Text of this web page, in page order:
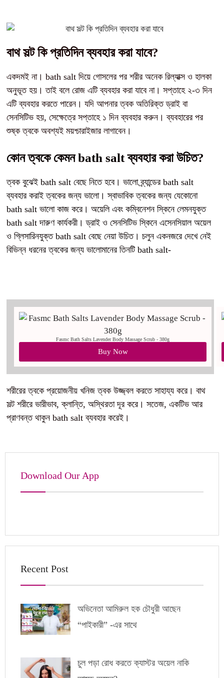
বাথ সল্ট কি প্রতিদিন ব্যবহার করা যাবে?
একদমই না। bath salt দিয়ে গোসলের পর শরীর অনেক রিল্যাক্স ও হালকা
অনুভূত হয়। তাই বলে রোজ এটি ব্যবহার করা যাবে না। সপ্তাহে ২-৩ দিন
এটি ব্যবহার করতে পারেন। যদি আপনার ত্বক অতিরিক্ত ড্রাই বা
সেনসিটিভ হয়, সেক্ষেত্রে সপ্তাহে ১ দিন ব্যবহার করুন। ব্যবহারের পর
শুষ্ক ত্বকে অবশ্যই ময়শ্চারাইজার লাগাবেন।
কোন ত্বকে কেমন bath salt ব্যবহার করা উচিত?
ত্বক বুঝেই bath salt বেছে নিতে হবে। ভালো ব্র্যান্ডের bath salt
ব্যবহার করাই ত্বকের জন্য ভালো। স্বাভাবিক ত্বকের জন্য যেকোনো
bath salt ভালো কাজ করে। অয়েলি এবং কম্বিনেশন স্কিনে লেমনযুক্ত
bath salt দারুণ কার্যকরী। ড্রাই ও সেনসিটিভ স্কিনে এসেনসিয়াল অয়েল
ও গ্লিসারিনযুক্ত bath salt বেছে নেয়া উচিত। চলুন একনজরে দেখে নেই
বিভিন্ন ধরনের ত্বকের জন্য ভালোমানের তিনটি bath salt-
Fasmc Bath Salts Lavender Body Massage Scrub - 380g
Buy Now
শরীরের ত্বকে প্রয়োজনীয় খনিজ ত্বক উজ্জ্বল করতে সাহায্য করে। বাথ
সল্ট শরীরে ভারীভাব, ক্লান্তি, অস্থিরতা দূর করে। সতেজ, একটিভ আর
প্রাণবন্ত থাকুন bath salt ব্যবহার করেই।
Download Our App
Recent Post
অভিনেতা আমিরুল হক চৌধুরী আছেন
“পাইকারী” -এর সাথে
চুল পড়া রোধ করতে ক্যাস্টর অয়েল নাকি